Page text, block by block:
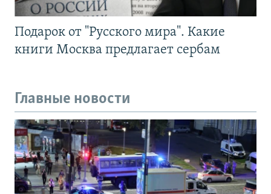
Подарок от "Русского мира". Какие
книги Москва предлагает сербам
Главные новости